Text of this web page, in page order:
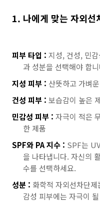
1. 나에게 맞는 자외선
피부 타입 : 지성, 건성, 민
과 성분을 선택해야 합
지성 피부 : 산뜻하고 가벼
건성 피부 : 보습감이 높은
민감성 피부 : 자극이 적은
한 제품
SPF와 PA 지수 : SPF는
을 나타냅니다. 자신의
수를 선택하세요.
성분 : 화학적 자외선차단
감성 피부에는 자극이